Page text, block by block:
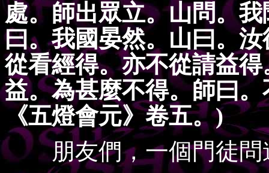
處。師出眾立。山問。
曰。我國晏然。山曰。
從看經得。亦不從請益
益。為甚麼不得。師曰
《五燈會元》卷五。)
朋友們，一個門徒問